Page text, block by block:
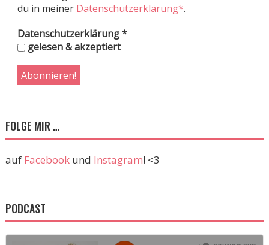
du in meiner Datenschutzerklärung*.
Datenschutzerklärung*
gelesen & akzeptiert
FOLGE MIR …
auf Facebookund Instagram! <3
PODCAST